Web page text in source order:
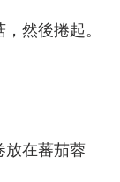
然後捲起。
放在蕃茄蓉